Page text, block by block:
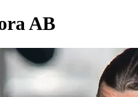
AB